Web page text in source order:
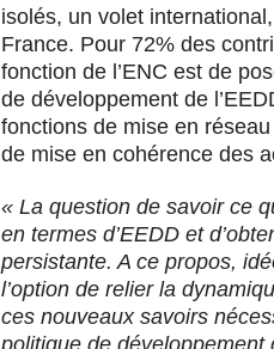
isolés, un volet
France. Pour 72% des
fonction de l’ENC est de
de développement de
fonctions de mise en
de mise en cohérence des
« La question de savoir ce
en termes d’EEDD et
persistante. A ce propos,
l’option de relier la
ces nouveaux savoirs
politique de développement